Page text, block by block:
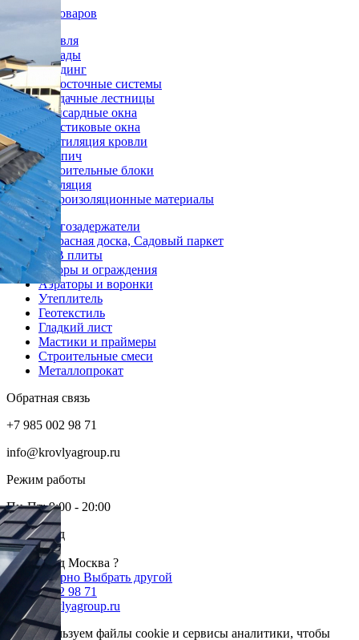
Каталог товаров
Кровля
Фасады
Сайдинг
Водосточные системы
Чердачные лестницы
Мансардные окна
Пластиковые окна
Вентиляция кровли
Кирпич
Строительные блоки
Изоляция
Гидроизоляционные материалы
Снегозадержатели
Террасная доска, Садовый паркет
OSB плиты
Заборы и ограждения
Аэраторы и воронки
Утеплитель
Геотекстиль
Гладкий лист
Мастики и праймеры
Строительные смеси
Металлопрокат
Обратная связь
+7 985 002 98 71
info@krovlyagroup.ru
Режим работы
Пн-Пт: 9:00 - 20:00
Ваш город
Москва
Ваш город Москва ?
Да, все верно Выбрать другой
+7 985 002 98 71
info@krovlyagroup.ru
Мы используем файлы cookie и сервисы аналитики, чтобы